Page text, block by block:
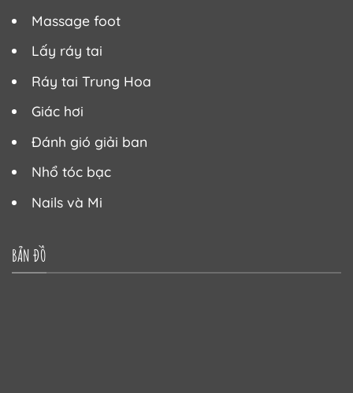
Massage foot
Lấy ráy tai
Ráy tai Trung Hoa
Giác hơi
Đánh gió giải ban
Nhổ tóc bạc
Nails và Mi
BẢN ĐỒ